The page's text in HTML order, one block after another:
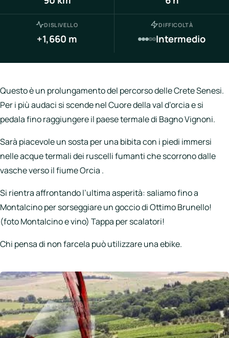
Northen
Italy
Souther
Italy
Hotels
Unisciti
a
Login
DISLIVELLO
+1,660 m
DIFFICOLTÀ
Intermedio
Questo è un prolungamento del percorso delle Crete Senesi.
Per i più audaci si scende nel Cuore della val d’orcia e si
pedala fino raggiungere il paese termale di Bagno Vignoni.
Sarà piacevole un sosta per una bibita con i piedi immersi
nelle acque termali dei ruscelli fumanti che scorrono dalle
vasche verso il fiume Orcia .
Si rientra affrontando l’ultima asperità: saliamo fino a
Montalcino per sorseggiare un goccio di Ottimo Brunello!
(foto Montalcino e vino) Tappa per scalatori!
Chi pensa di non farcela può utilizzare una ebike.